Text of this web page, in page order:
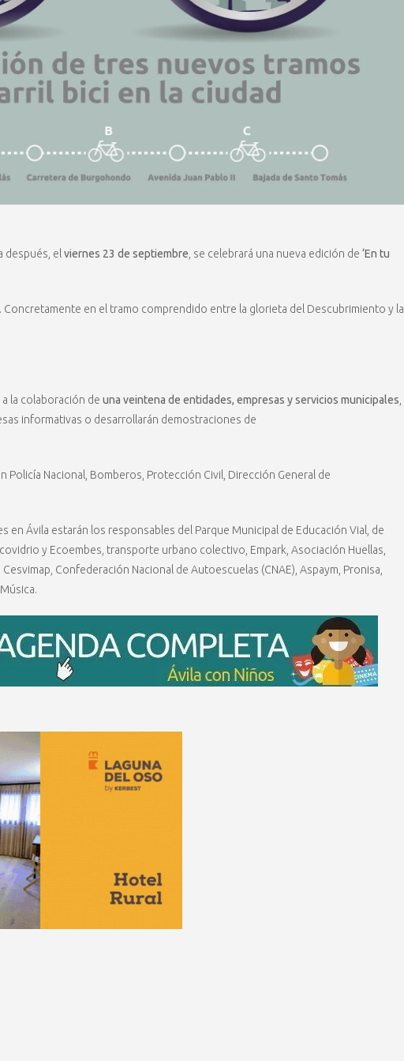
después, elviernes 23 de septiembre, se celebrará una nueva edición de ‘En tu
. Concretamente en el tramo comprendido entre la glorieta del Descubrimiento y la
a la colaboración de una veintena de entidades, empresas y servicios municipales,
informativas o desarrollarán demostraciones de
Policía Nacional, Bomberos, Protección Civil, Dirección General de
en Ávila estarán los responsables del Parque Municipal de Educación Vial, de
y Ecoembes, transporte urbano colectivo, Empark, Asociación Huellas,
Confederación Nacional de Autoescuelas (CNAE), Aspaym, Pronisa,